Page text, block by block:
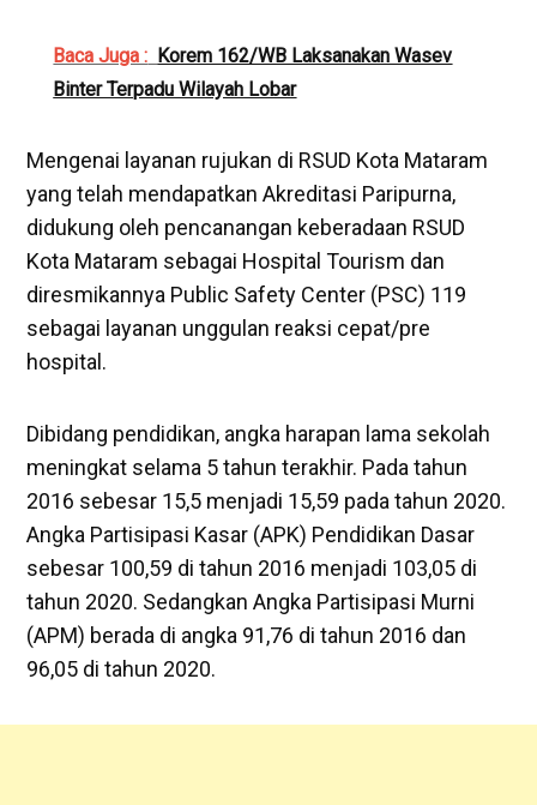
Baca Juga : Korem 162/WB Laksanakan Wasev
Binter Terpadu Wilayah Lobar
Mengenai layanan rujukan di RSUD Kota Mataram
yang telah mendapatkan Akreditasi Paripurna,
didukung oleh pencanangan keberadaan RSUD
Kota Mataram sebagai Hospital Tourism dan
diresmikannya Public Safety Center (PSC) 119
sebagai layanan unggulan reaksi cepat/pre
hospital.
Dibidang pendidikan, angka harapan lama sekolah
meningkat selama 5 tahun terakhir. Pada tahun
2016 sebesar 15,5 menjadi 15,59 pada tahun 2020.
Angka Partisipasi Kasar (APK) Pendidikan Dasar
sebesar 100,59 di tahun 2016 menjadi 103,05 di
tahun 2020. Sedangkan Angka Partisipasi Murni
(APM) berada di angka 91,76 di tahun 2016 dan
96,05 di tahun 2020.